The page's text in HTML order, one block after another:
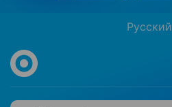
Русский